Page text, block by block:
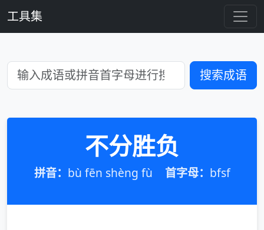
工具集
搜索成语
不分胜负
拼音： bù fēn shèng fù 首字母： bfsf